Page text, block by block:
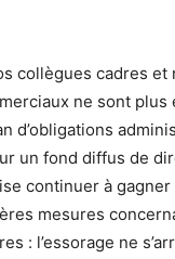
collègues cadres et
ne sont
d’obligations
un fond diffus de
continuer à
mesures
: l’essorage ne